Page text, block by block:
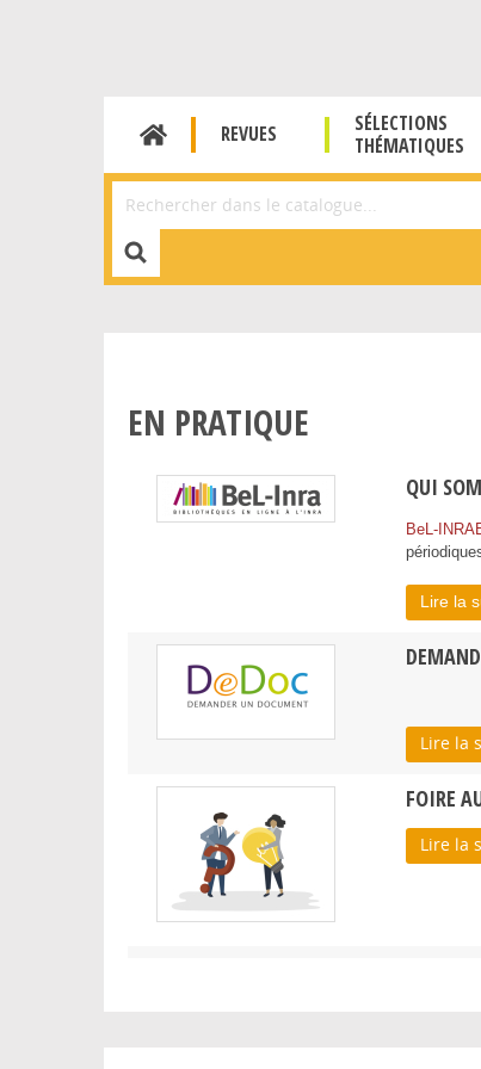
REVUES
SÉLECTIONS
THÉMATIQUES
Affiner la Recherche
EN PRATIQUE
QUI
BeL-
Lire la
Lire la
FOIRE
Lire la